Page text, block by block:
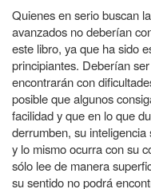
Quienes en serio buscan
avanzados no deberían
este libro, ya que ha sido
principiantes. Deberían
encontrarán con
posible que algunos
facilidad y que en lo que
derrumben, su
y lo mismo ocurra con su
sólo lee de manera
su sentido no podrá